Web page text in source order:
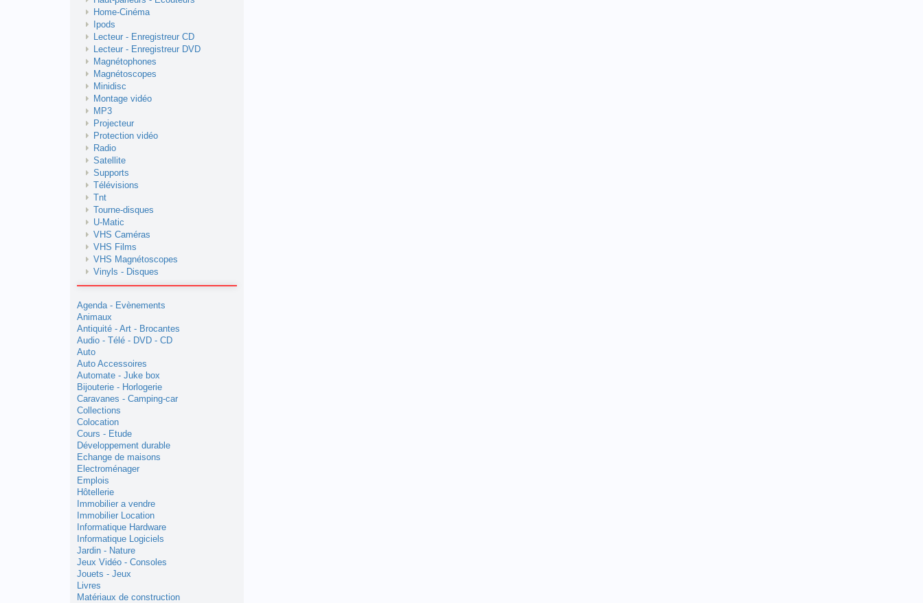
Home-Cinéma
Ipods
Lecteur - Enregistreur CD
Lecteur - Enregistreur DVD
Magnétophones
Magnétoscopes
Minidisc
Montage vidéo
MP3
Projecteur
Protection vidéo
Radio
Satellite
Supports
Télévisions
Tnt
Tourne-disques
U-Matic
VHS Caméras
VHS Films
VHS Magnétoscopes
Vinyls - Disques
Agenda - Evènements
Animaux
Antiquité - Art - Brocantes
Audio - Télé - DVD - CD
Auto
Auto Accessoires
Automate - Juke box
Bijouterie - Horlogerie
Caravanes - Camping-car
Collections
Colocation
Cours - Etude
Développement durable
Echange de maisons
Electroménager
Emplois
Hôtellerie
Immobilier a vendre
Immobilier Location
Informatique Hardware
Informatique Logiciels
Jardin - Nature
Jeux Vidéo - Consoles
Jouets - Jeux
Livres
Matériaux de construction